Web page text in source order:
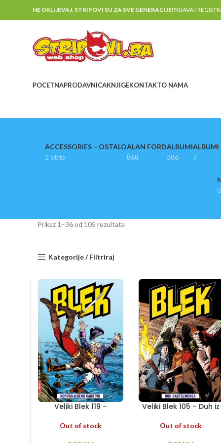
NE OKLIJEVAJ, STRIPOVI SU ZA SVE GENERACIJEPRIJAVA /
POCETNAPRODAVNICAKNJIGEKONTAKTO NAMA
ACCESSORIES – OSTALO
1 Strip
ALAN FORD
868
ALBUMI
386
ALBUMI
7
0
Prikaz 1–36 od 105 rezultata
Kategorije / Filtriraj
Veliki Blek 119 –
Out of stock
Veliki Blek 105 – Duh iz
Out of stock